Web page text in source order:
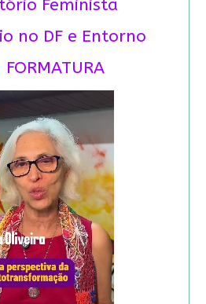
Feminista
no DF e Entorno